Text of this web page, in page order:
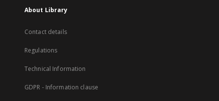
About Library
Contact details
Regulations
Technical Information
GDPR - Information clause